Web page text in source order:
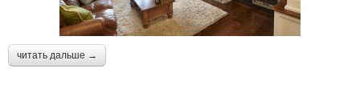
читать дальше →